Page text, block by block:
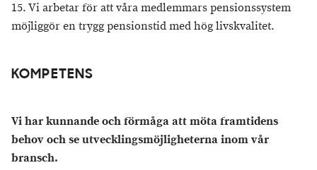
15. Vi arbetar för att våra medlemmars pensionssystem
möjliggör en trygg pensionstid med hög livskvalitet.
KOMPETENS
Vi har kunnande och förmåga att möta framtidens
behov och se utvecklingsmöjligheterna inom vår
bransch.